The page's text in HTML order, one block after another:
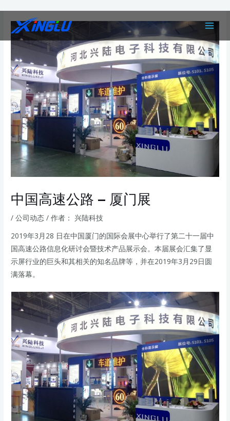
内
MAIN
中国高速公路 – 厦门展
/公司动态 / 作者： 兴陆科技
2019年3月28 日在中国厦门的国际会展中心举行了第二十一届中
国高速公路信息化研讨会暨技术产品展示会。本届展会汇集了显
示屏行业的巨头和其相关的知名品牌等，并在2019年3月29日圆
满落幕。
navigation